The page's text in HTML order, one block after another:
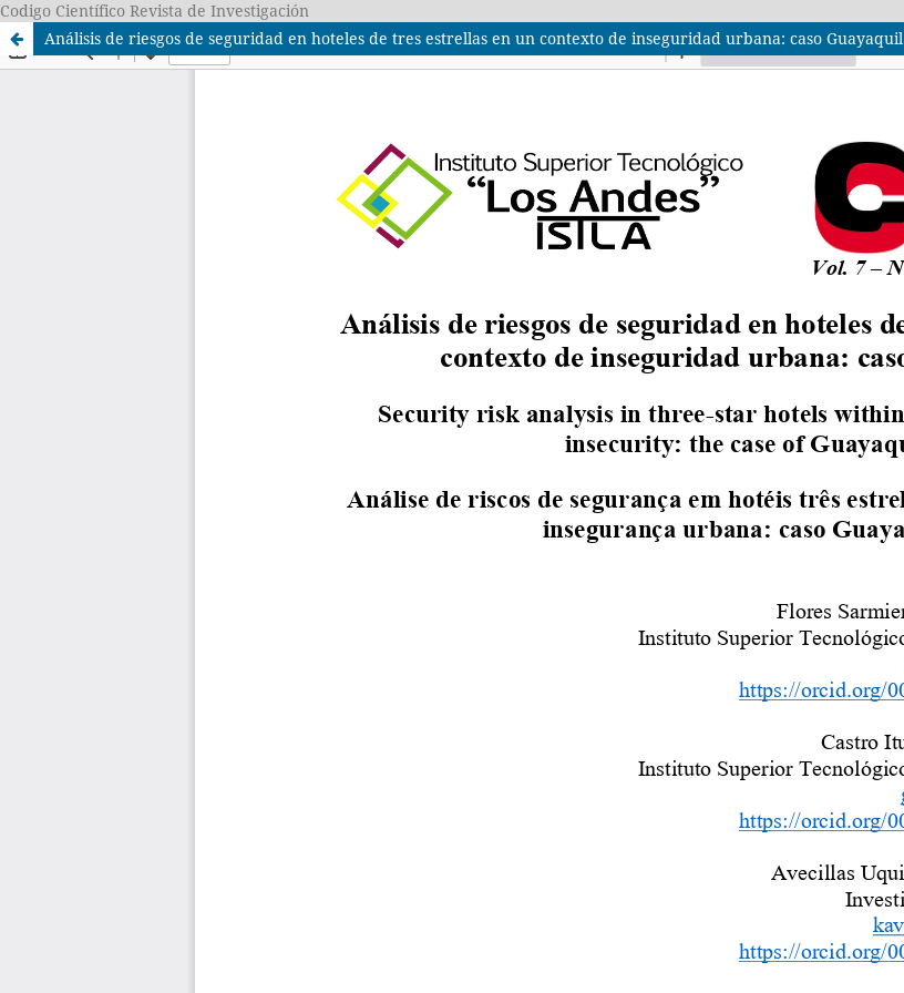
Codigo Científico Revista de Investigación
Análisis de riesgos de seguridad en hoteles de tres estrellas en un contexto de inseguridad urbana: caso Guayaquil